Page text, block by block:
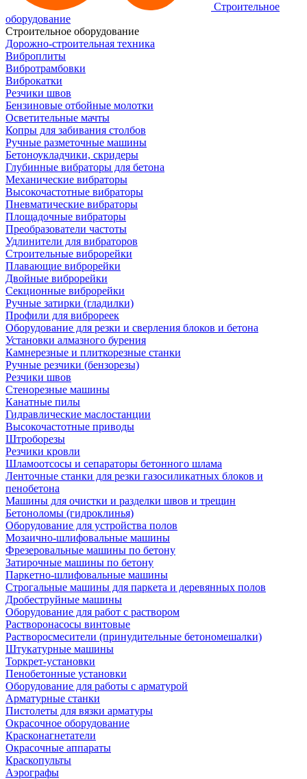
Строительное
оборудование
Строительное оборудование
Дорожно-строительная техника
Виброплиты
Вибротрамбовки
Виброкатки
Резчики швов
Бензиновые отбойные молотки
Осветительные мачты
Копры для забивания столбов
Ручные разметочные машины
Бетоноукладчики, скридеры
Глубинные вибраторы для бетона
Механические вибраторы
Высокочастотные вибраторы
Пневматические вибраторы
Площадочные вибраторы
Преобразователи частоты
Удлинители для вибраторов
Строительные виброрейки
Плавающие виброрейки
Двойные виброрейки
Секционные виброрейки
Ручные затирки (гладилки)
Профили для виброреек
Оборудование для резки и сверления блоков и бетона
Установки алмазного бурения
Камнерезные и плиткорезные станки
Ручные резчики (бензорезы)
Резчики швов
Стенорезные машины
Канатные пилы
Гидравлические маслостанции
Высокочастотные приводы
Штроборезы
Резчики кровли
Шламоотсосы и сепараторы бетонного шлама
Ленточные станки для резки газосиликатных блоков и
пенобетона
Машины для очистки и разделки швов и трещин
Бетоноломы (гидроклинья)
Оборудование для устройства полов
Мозаично-шлифовальные машины
Фрезеровальные машины по бетону
Затирочные машины по бетону
Паркетно-шлифовальные машины
Строгальные машины для паркета и деревянных полов
Дробеструйные машины
Оборудование для работ с раствором
Растворонасосы винтовые
Растворосмесители (принудительные бетономешалки)
Штукатурные машины
Торкрет-установки
Пенобетонные установки
Оборудование для работы с арматурой
Арматурные станки
Пистолеты для вязки арматуры
Окрасочное оборудование
Красконагнетатели
Окрасочные аппараты
Краскопульты
Аэрографы